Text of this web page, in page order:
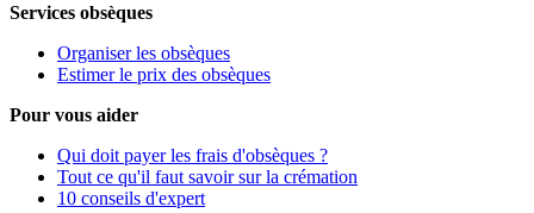
Services obsèques
Organiser les obsèques
Estimer le prix des obsèques
Pour vous aider
Qui doit payer les frais d'obsèques ?
Tout ce qu'il faut savoir sur la crémation
10 conseils d'expert